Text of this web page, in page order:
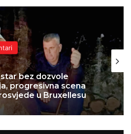
fakultetu:
se uvrijedile jer je
da je Maja Sever
najavile novi marš